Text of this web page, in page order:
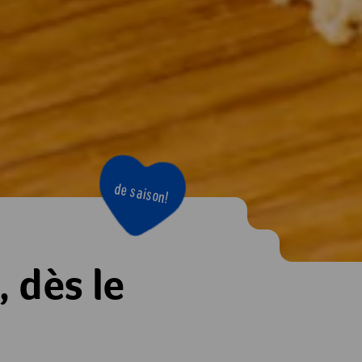
dès le
de saison!